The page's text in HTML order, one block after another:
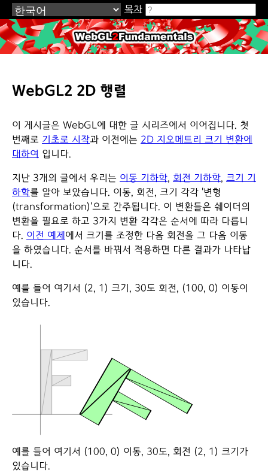
목차
WebGL2Fundamentals.org
WebGL2 2D 행렬
이 게시글은 WebGL에 대한 글 시리즈에서 이어집니다. 첫
번째로 기초로 시작과 이전에는 2D 지오메트리 크기 변환에
대하여 입니다.
지난 3개의 글에서 우리는 이동 기하학, 회전 기하학, 크기 기
하학를 알아 보았습니다. 이동, 회전, 크기 각각 '변형
(transformation)'으로 간주됩니다. 이 변환들은 쉐이더의
변환을 필요로 하고 3가지 변환 각각은 순서에 따라 다릅니
다. 이전 예제 에서 크기를 조정한 다음 회전을 그 다음 이동
을 하였습니다. 순서를 바꿔서 적용하면 다른 결과가 나타납
니다.
예를 들어 여기서 (2, 1) 크기, 30도 회전, (100, 0) 이동이
있습니다.
예를 들어 여기서 (100, 0) 이동, 30도, 회전 (2, 1) 크기가
있습니다.